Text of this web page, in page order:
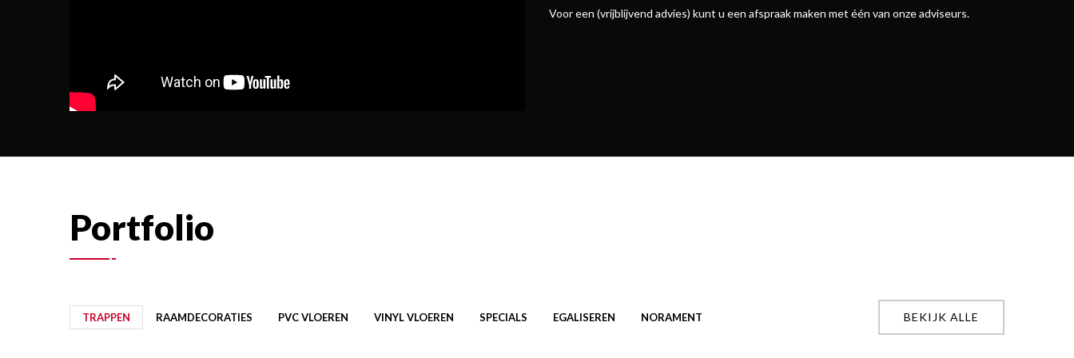
Voor een (vrijblijvend advies) kunt u een afspraak maken met één van onze adviseurs.
Portfolio
TRAPPEN RAAMDECORATIES PVC VLOEREN VINYL VLOEREN SPECIALS EGALISEREN NORAMENT BEKIJK ALLE